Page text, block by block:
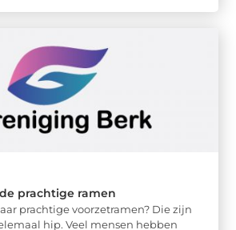
prachtige ramen
prachtige voorzetramen? Die zijn
hip. Veel mensen hebben